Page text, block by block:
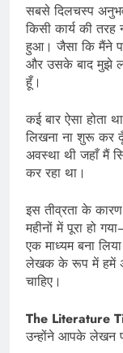
सबसे दिलचस्प
किसी कार्य की
हुआ। जैसा कि मैंने
और उसके बाद मुझे
हूँ।
कई बार ऐसा होता
लिखना ना शुरू कर
अवस्था थी जहाँ मैं
कर रहा था।
इस तीव्रता के कारण
महीनों में पूरा हो
एक माध्यम बना
लेखक के रूप में हमें
चाहिए।
The Literature
उन्होंने आपके लेखन